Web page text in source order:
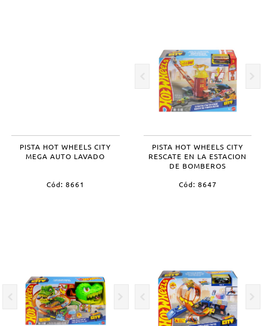
PISTA HOT WHEELS CITY
MEGA AUTO LAVADO
Cód: 8661
PISTA HOT WHEELS CITY
RESCATE EN LA ESTACION
DE BOMBEROS
Cód: 8647